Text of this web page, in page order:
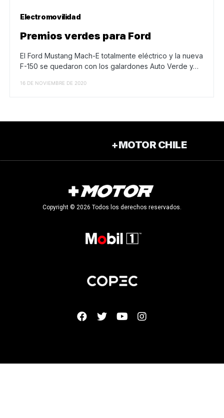
Electromovilidad
Premios verdes para Ford
El Ford Mustang Mach-E totalmente eléctrico y la nueva
F-150 se quedaron con los galardones Auto Verde y…
16 DE NOVIEMBRE DE 2020
+MOTOR CHILE
Copyright © 2026 Todos los derechos reservados.